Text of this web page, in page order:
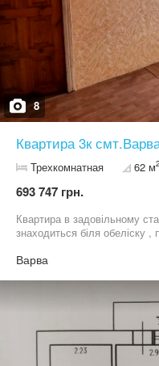
8
Квартира 3к
Трехкомнатная 62 м2
693 747 грн.
Квартира в задовільному
знаходиться біля обеліску ,
Варва